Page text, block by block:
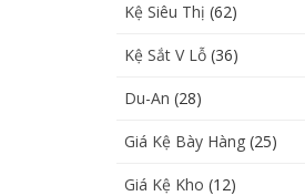
Kệ Siêu Thị (62)
Kệ Sắt V Lỗ (36)
Du-An (28)
Giá Kệ Bày Hàng (25)
Giá Kệ Kho (12)